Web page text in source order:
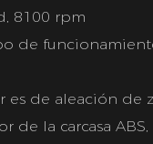
8100 rpm
de
es de aleación de
de la carcasa